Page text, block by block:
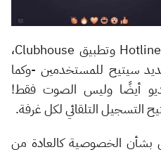
هناك اختلاف آخر بين تطبيق Hotline وتطبيق Clubhouse،
سيتيح للمستخدمين -وكما
أيضًا وليس الصوت فقط!
التسجيل التلقائي لكل غرفة.
بشأن الخصوصية كالعادة من